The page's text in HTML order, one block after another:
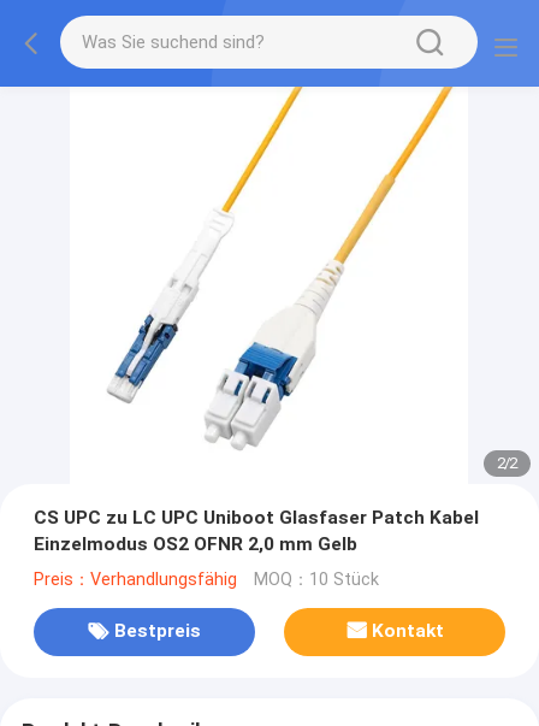
2/2
CS UPC zu LC UPC Uniboot Glasfaser Patch Kabel
Einzelmodus OS2 OFNR 2,0 mm Gelb
Preis：Verhandlungsfähig MOQ：10 Stück
Bestpreis Kontakt